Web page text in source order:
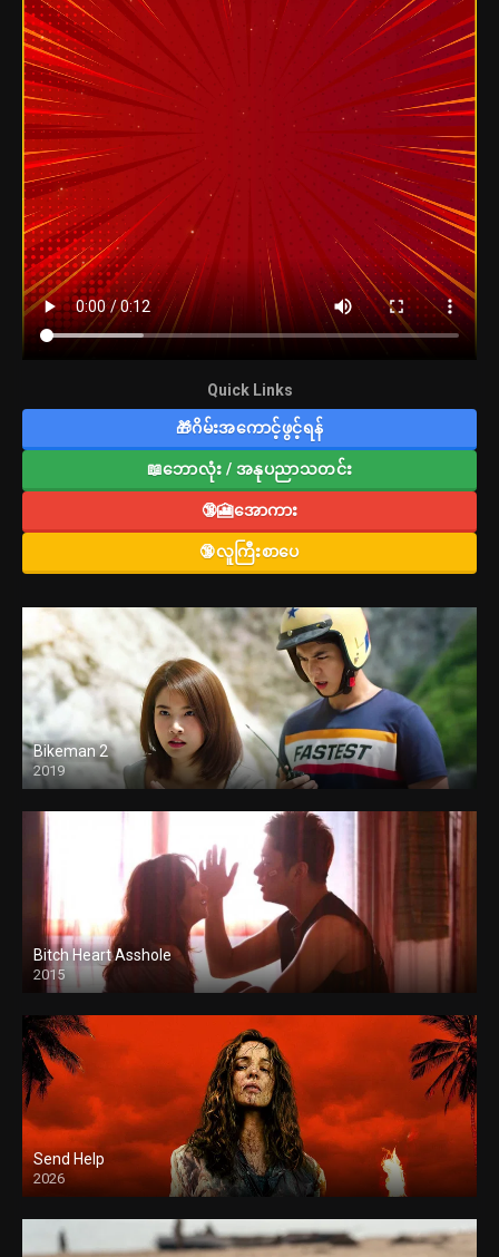
Quick Links
🎁ဂိမ်းအကောင့်ဖွင့်ရန်
📖ဘောလုံး / အနုပညာသတင်း
🔞🎦အောကား
🔞လူကြီးစာပေ
Bikeman 2
2019
Bitch Heart Asshole
2015
Send Help
2026